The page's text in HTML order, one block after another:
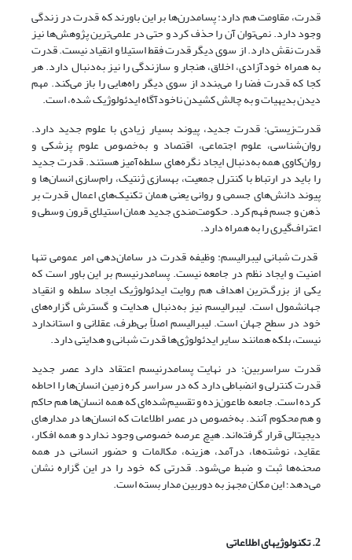
قدرت، مقاومت هم دارد: پسامدرن‌ها بر این باورند که قدرت در زندگی
وجود دارد. نمی‌توان آن را حذف کرد و حتی در علمی‌ترین پژوهش‌ها نیز
قدرت نقش دارد. از سوی دیگر قدرت فقط استیلا و انقیاد نیست. قدرت
به همراه خود‌آزادی، اخلاق، هنجار و سازندگی را نیز به‌دنبال دارد. هر
کجا که قدرت فضا را می‌بندد از سوی دیگر راه‌هایی را باز می‌کند. مهم
دیدن بدیهیات و به چالش کشیدن ناخودآگاه ایدئولوژیک شده، است.
قدرت‌زیستی: قدرت جدید، پیوند بسیار زیادی با علوم جدید دارد.
روان‌شناسی، علوم اجتماعی، اقتصاد و به‌خصوص علوم پزشکی و
روان‌کاوی همه به‌دنبال ایجاد نگره‌های سلطه‌آمیز هستند. قدرت جدید
را باید در ارتباط با کنترل جمعیت، بهسازی ژنتیک، رام‌سازی انسان‌ها و
پیوند دانش‌های جسمی و روانی یعنی همان تکنیک‌های اعمال قدرت بر
ذهن و جسم فهم کرد. حکومت‌مندی جدید همان استیلای قرون وسطی و
اعتراف‌گیری را به همراه دارد.
قدرت شبانی لیبرالیسم: وظیفه قدرت در سامان‌دهی امر عمومی تنها
امنیت و ایجاد نظم در جامعه نیست. پسامدرنیسم بر این باور است که
یکی از بزرگ‌ترین اهداف هم روایت ایدئولوژیک ایجاد سلطه و انقیاد
جهانشمول است. لیبرالیسم نیز به‌دنبال هدایت و گسترش گزاره‌های
خود در سطح جهان است. لیبرالیسم اصلاً بی‌طرف، عقلانی و استاندارد
نیست، بلکه همانند سایر ایدئولوژی‌ها قدرت شبانی و هدایتی دارد.
قدرت سراسربین: در نهایت پسامدرنیسم اعتقاد دارد عصر جدید
قدرت کنترلی و انضباطی دارد که در سراسر کره ‌زمین انسان‌ها را احاطه
کرده است. جامعه طاعون‌زده و تقسیم‌شده‌ای که همه انسان‌ها هم حاکم
و هم محکوم آنند. به‌خصوص در عصر اطلاعات که انسان‌ها در مدارهای
دیجیتالی قرار گرفته‌اند. هیچ عرصه خصوصی وجود ندارد و همه افکار،
عقاید، نوشته‌ها، درآمد، هزینه، مکالمات و حضور انسانی در همه
صحنه‌ها ثبت و ضبط می‌شود. قدرتی که خود را در این گزاره‌ نشان
می‌دهد؛ این مکان مجهز به دوربین مدار بسته است.
2. تکنولوژی­های اطلاعاتی